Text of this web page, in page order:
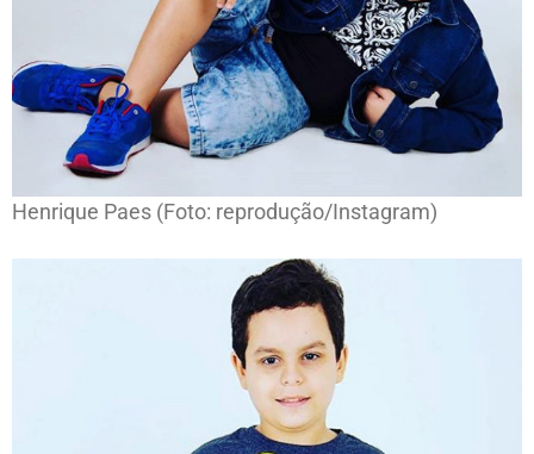
Henrique Paes (Foto: reprodução/Instagram)